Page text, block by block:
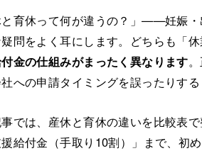
と育休って何が違うの？」——妊娠
問をよく耳にします。どちらも「
金の仕組みがまったく異なります
への申請タイミングを誤ったりする
では、産休と育休の違いを比較表
給付金（手取り10割）」まで、初